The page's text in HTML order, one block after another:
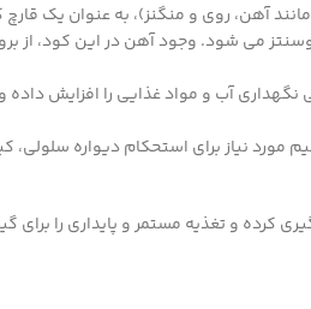
آهن، روی و منگنز)، به عنوان یک
می شود. وجود آهن در این کود، از
آب و مواد غذایی را افزایش
نیاز برای استحکام دیواره سلولی،
کرده و تغذیه مستمر و پایداری را برای